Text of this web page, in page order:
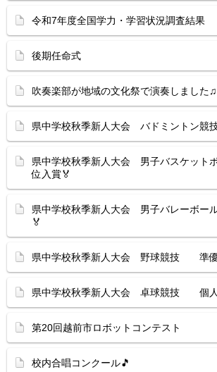
令和7年度全国学力・学習状況調査結果
後期任命式
吹奏楽部が地域の文化祭で演奏しました♫
県中学校秋季新人大会 バドミントン競
県中学校秋季新人大会 男子バスケッ
位入賞🏅
県中学校秋季新人大会 男子バレーボー
🏅
県中学校秋季新人大会 野球競技 準
県中学校秋季新人大会 卓球競技 個人
第20回越前市ロボットコンテスト
校内合唱コンクール🎵